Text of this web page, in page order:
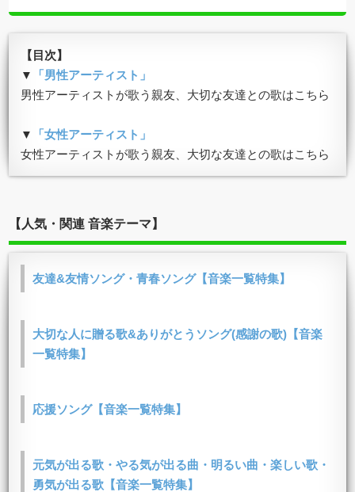
【目次】
▼
「男性アーティスト」
男性アーティストが歌う親友、大切な友達との歌はこちら
▼
「女性アーティスト」
女性アーティストが歌う親友、大切な友達との歌はこちら
【人気・関連 音楽テーマ】
友達&友情ソング・青春ソング【音楽一覧特集】
大切な人に贈る歌&ありがとうソング(感謝の歌)【音楽
一覧特集】
応援ソング【音楽一覧特集】
元気が出る歌・やる気が出る曲・明るい曲・楽しい歌・
勇気が出る歌【音楽一覧特集】